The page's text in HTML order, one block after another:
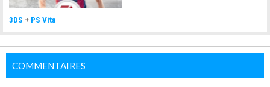
3DS + PS Vita
COMMENTAIRES